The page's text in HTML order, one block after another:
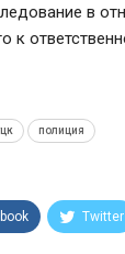
в
к
полиция
Twitter